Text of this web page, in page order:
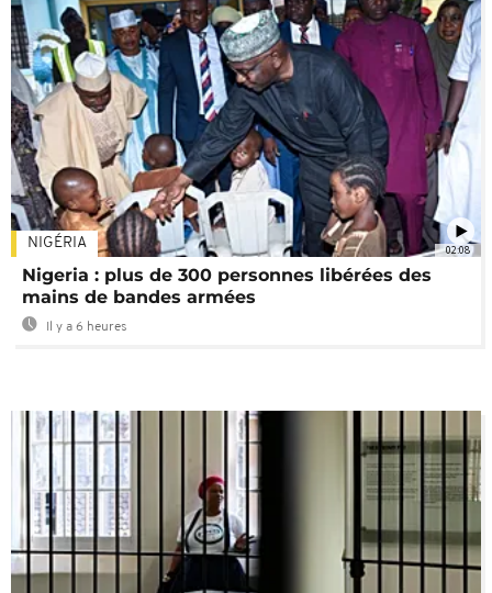
02:08
NIGÉRIA
Nigeria : plus de 300 personnes libérées des
mains de bandes armées
Il y a 6 heures